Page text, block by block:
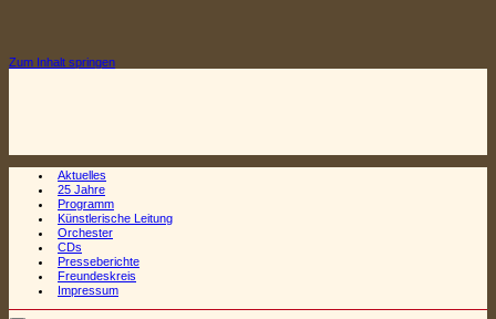
Zum Inhalt springen
Aktuelles
25 Jahre
Programm
Künstlerische Leitung
Orchester
CDs
Presseberichte
Freundeskreis
Impressum